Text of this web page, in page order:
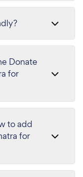
Donate
for
to add
for